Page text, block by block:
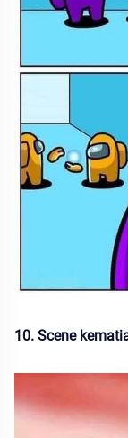
10. Scene